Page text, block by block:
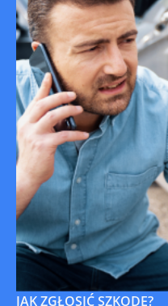
JAK ZGŁOSIĆ SZKODĘ?